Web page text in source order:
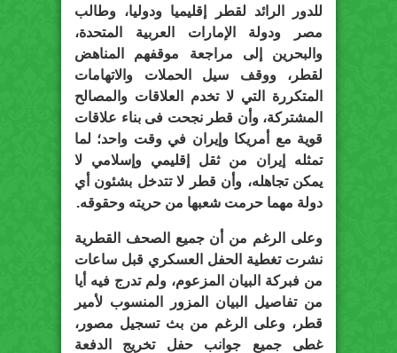
للدور الرائد لقطر إقليميا ودوليا، وطالب
مصر ودولة الإمارات العربية المتحدة،
والبحرين إلى مراجعة موقفهم المناهض
لقطر، ووقف سيل الحملات والاتهامات
المتكررة التي لا تخدم العلاقات والمصالح
المشتركة، وأن قطر نجحت فى بناء علاقات
قوية مع أمريكا وإيران في وقت واحد؛ لما
تمثله إيران من ثقل إقليمي وإسلامي لا
يمكن تجاهله، وأن قطر لا تتدخل بشئون أي
دولة مهما حرمت شعبها من حريته وحقوقه.
وعلى الرغم من أن جميع الصحف القطرية
نشرت تغطية الحفل العسكري قبل ساعات
من فبركة البيان المزعوم، ولم تدرج فيه أيا
من تفاصيل البيان المزور المنسوب لأمير
قطر، وعلى الرغم من بث تسجيل مصور،
غطى جميع جوانب حفل تخريج الدفعة